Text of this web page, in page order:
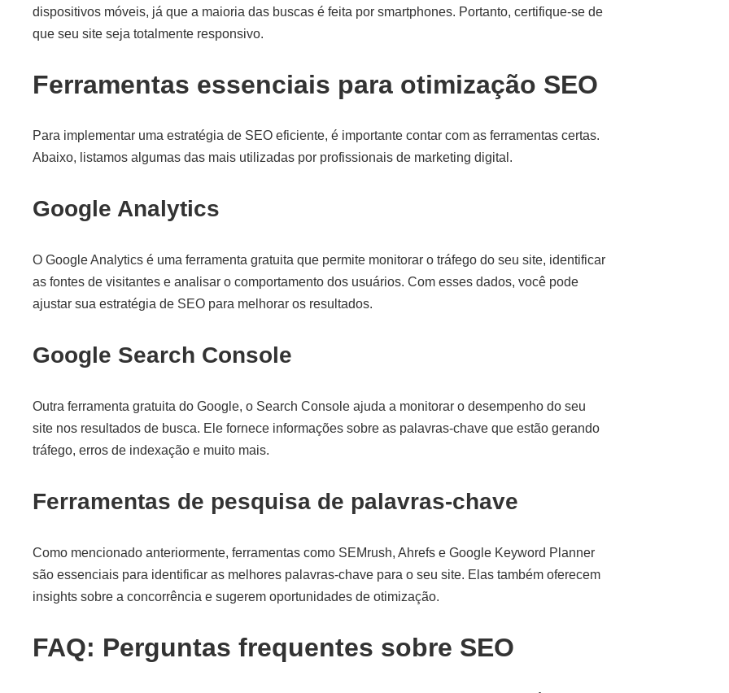
dispositivos móveis, já que a maioria das buscas é feita por smartphones. Portanto, certifique-se de
que seu site seja totalmente responsivo.
Ferramentas essenciais para otimização SEO
Para implementar uma estratégia de SEO eficiente, é importante contar com as ferramentas certas.
Abaixo, listamos algumas das mais utilizadas por profissionais de marketing digital.
Google Analytics
O Google Analytics é uma ferramenta gratuita que permite monitorar o tráfego do seu site, identificar
as fontes de visitantes e analisar o comportamento dos usuários. Com esses dados, você pode
ajustar sua estratégia de SEO para melhorar os resultados.
Google Search Console
Outra ferramenta gratuita do Google, o Search Console ajuda a monitorar o desempenho do seu
site nos resultados de busca. Ele fornece informações sobre as palavras-chave que estão gerando
tráfego, erros de indexação e muito mais.
Ferramentas de pesquisa de palavras-chave
Como mencionado anteriormente, ferramentas como SEMrush, Ahrefs e Google Keyword Planner
são essenciais para identificar as melhores palavras-chave para o seu site. Elas também oferecem
insights sobre a concorrência e sugerem oportunidades de otimização.
FAQ: Perguntas frequentes sobre SEO